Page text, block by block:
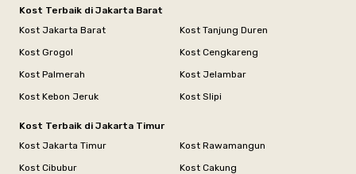
Kost Terbaik di Jakarta Barat
Kost Jakarta Barat
Kost Tanjung Duren
Kost Grogol
Kost Cengkareng
Kost Palmerah
Kost Jelambar
Kost Kebon Jeruk
Kost Slipi
Kost Terbaik di Jakarta Timur
Kost Jakarta Timur
Kost Rawamangun
Kost Cibubur
Kost Cakung